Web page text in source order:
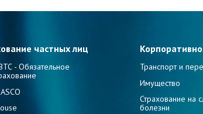
частных лиц
- Обязательное
Транспорт и
Имущество
Страхование на
болезни